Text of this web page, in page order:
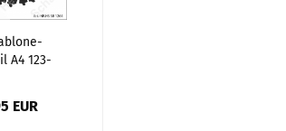
A4 123-
EUR